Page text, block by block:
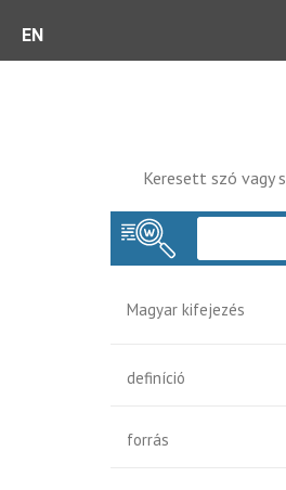
EN
Keresett szó vagy
Magyar kifejezés
definíció
forrás